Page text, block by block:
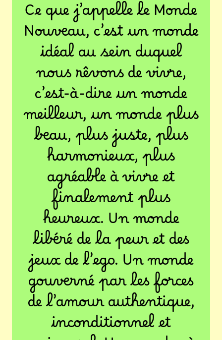
Ce que j’appelle le Monde
Nouveau, c’est un monde
idéal au sein duquel
nous rêvons de vivre,
c’est-à-dire un monde
meilleur, un monde plus
beau, plus juste, plus
harmonieux, plus
agréable à vivre et
finalement plus
heureux. Un monde
libéré de la peur et des
jeux de l’ego. Un monde
gouverné par les forces
de l’amour authentique,
inconditionnel et